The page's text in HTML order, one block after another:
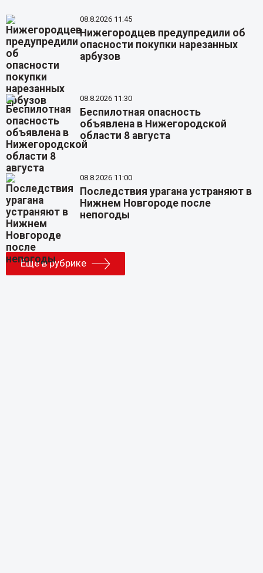
08.8.2026 11:45
Нижегородцев предупредили об
опасности покупки нарезанных
арбузов
08.8.2026 11:30
Беспилотная опасность
объявлена в Нижегородской
области 8 августа
08.8.2026 11:00
Последствия урагана устраняют в
Нижнем Новгороде после
непогоды
Еще в рубрике